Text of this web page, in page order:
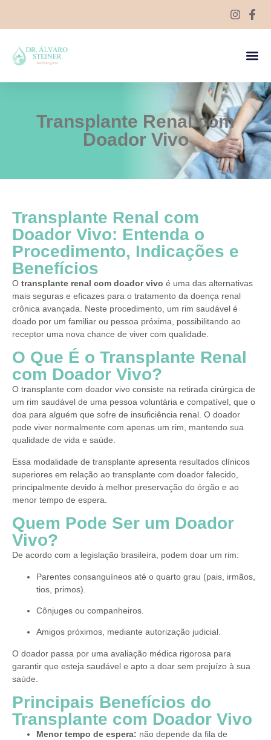
Transplante Renal com
Doador Vivo
Transplante Renal com
Doador Vivo: Entenda o
Procedimento, Indicações e
Benefícios
O transplante renal com doador vivo é uma das alternativas
mais seguras e eficazes para o tratamento da doença renal
crônica avançada. Neste procedimento, um rim saudável é
doado por um familiar ou pessoa próxima, possibilitando ao
receptor uma nova chance de viver com qualidade.
O Que É o Transplante Renal
com Doador Vivo?
O transplante com doador vivo consiste na retirada cirúrgica de
um rim saudável de uma pessoa voluntária e compatível, que o
doa para alguém que sofre de insuficiência renal. O doador
pode viver normalmente com apenas um rim, mantendo sua
qualidade de vida e saúde.
Essa modalidade de transplante apresenta resultados clínicos
superiores em relação ao transplante com doador falecido,
principalmente devido à melhor preservação do órgão e ao
menor tempo de espera.
Quem Pode Ser um Doador
Vivo?
De acordo com a legislação brasileira, podem doar um rim:
Parentes consanguíneos até o quarto grau (pais, irmãos,
tios, primos).
Cônjuges ou companheiros.
Amigos próximos, mediante autorização judicial.
O doador passa por uma avaliação médica rigorosa para
garantir que esteja saudável e apto a doar sem prejuízo à sua
saúde.
Principais Benefícios do
Transplante com Doador Vivo
Menor tempo de espera: não depende da fila de